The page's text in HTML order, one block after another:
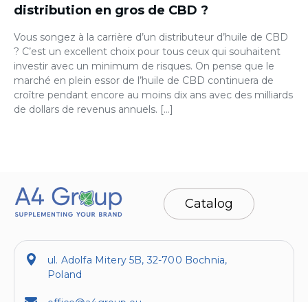
distribution en gros de CBD ?
Vous songez à la carrière d’un distributeur d’huile de CBD
? C’est un excellent choix pour tous ceux qui souhaitent
investir avec un minimum de risques. On pense que le
marché en plein essor de l’huile de CBD continuera de
croître pendant encore au moins dix ans avec des milliards
de dollars de revenus annuels. […]
Catalog
ul. Adolfa Mitery 5B, 32-700 Bochnia,
Poland